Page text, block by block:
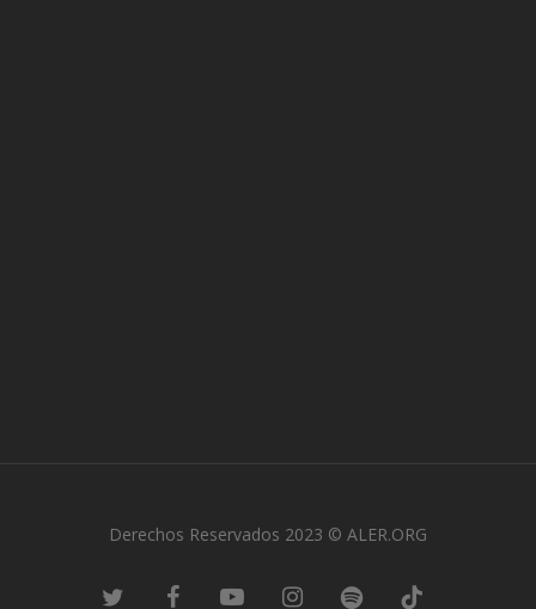
Derechos Reservados 2023 © ALER.ORG